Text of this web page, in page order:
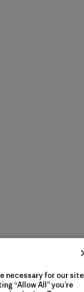
necessary for our site
“Allow All” you’re